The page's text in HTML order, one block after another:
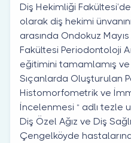
Diş Hekimliği
olarak diş hekimi
arasında Ondokuz
Fakültesi Periodontoloji
eğitimini tamamlamış ve
Sıçanlarda Oluşturulan
Histomorfometrik ve
İncelenmesi “ adlı tezle
Diş Özel Ağız ve Diş
Çengelköyde